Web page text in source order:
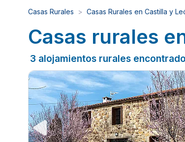
Casas Rurales Casas Rurales en Castilla y
Casas rurales
3 alojamientos rurales